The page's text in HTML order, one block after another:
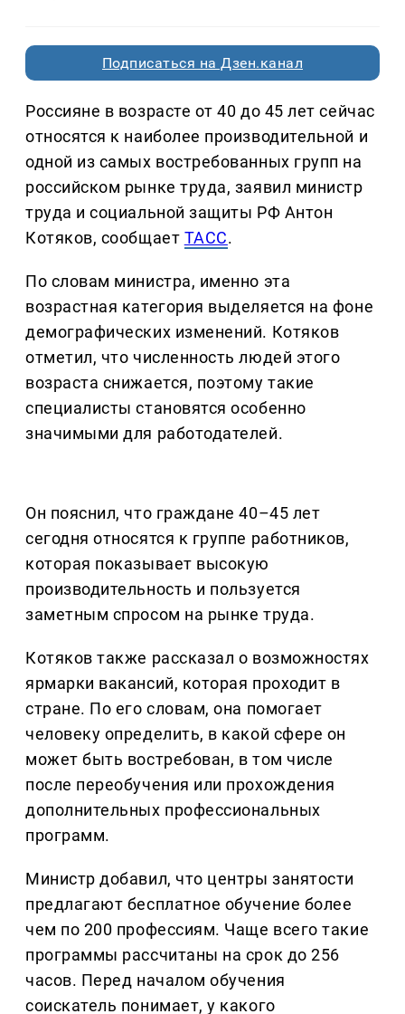
Подписаться на Дзен.канал
Россияне в возрасте от 40 до 45 лет сейчас
относятся к наиболее производительной и
одной из самых востребованных групп на
российском рынке труда, заявил министр
труда и социальной защиты РФ Антон
Котяков, сообщает ТАСС.
По словам министра, именно эта
возрастная категория выделяется на фоне
демографических изменений. Котяков
отметил, что численность людей этого
возраста снижается, поэтому такие
специалисты становятся особенно
значимыми для работодателей.
Он пояснил, что граждане 40–45 лет
сегодня относятся к группе работников,
которая показывает высокую
производительность и пользуется
заметным спросом на рынке труда.
Котяков также рассказал о возможностях
ярмарки вакансий, которая проходит в
стране. По его словам, она помогает
человеку определить, в какой сфере он
может быть востребован, в том числе
после переобучения или прохождения
дополнительных профессиональных
программ.
Министр добавил, что центры занятости
предлагают бесплатное обучение более
чем по 200 профессиям. Чаще всего такие
программы рассчитаны на срок до 256
часов. Перед началом обучения
соискатель понимает, у какого